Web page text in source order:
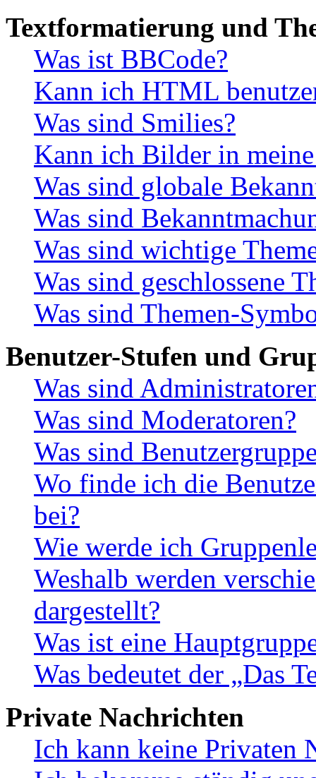
Textformatierung und
Was ist BBCode?
Kann ich HTML
Was sind Smilies?
Kann ich Bilder in
Was sind globale
Was sind
Was sind wichtige
Was sind geschlossene
Was sind Themen-
Benutzer-Stufen und
Was sind
Was sind Moderatoren?
Was sind
Wo finde ich die
bei?
Wie werde ich
Weshalb werden
dargestellt?
Was ist eine
Was bedeutet der „Das
Private Nachrichten
Ich kann keine Privaten